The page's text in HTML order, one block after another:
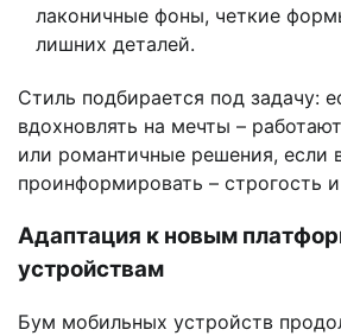
лаконичные фоны, четкие
лишних деталей.
Стиль подбирается под задачу:
вдохновлять на мечты –
или романтичные решения, если
проинформировать – строгость
Адаптация к новым
устройствам
Бум мобильных устройств